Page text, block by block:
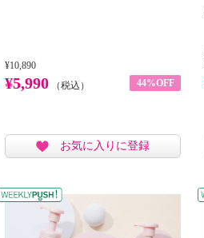
¥10,890
¥5,990 （税込） 44%OFF
お気に入りに登録